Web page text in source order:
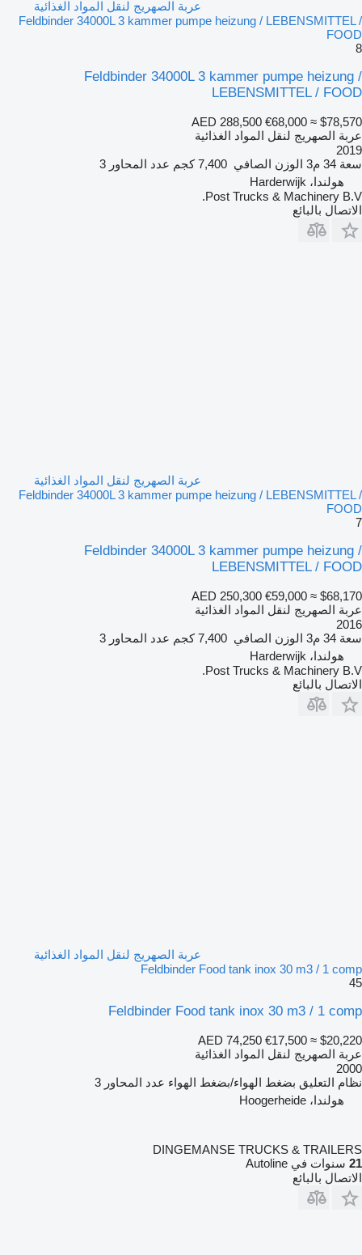
عربة الصهريج لنقل المواد الغذائية
Feldbinder 34000L 3 kammer pumpe heizung / LEBENSMITTEL /
FOOD
8
Feldbinder 34000L 3 kammer pumpe heizung /
LEBENSMITTEL / FOOD
AED 288,500 €68,000 ≈ $78,570
عربة الصهريج لنقل المواد الغذائية
2019
سعة 34 م3 الوزن الصافي 7,400 كجم عدد المحاور 3
هولندا، Harderwijk
Post Trucks & Machinery B.V.
الاتصال بالبائع
عربة الصهريج لنقل المواد الغذائية
Feldbinder 34000L 3 kammer pumpe heizung / LEBENSMITTEL /
FOOD
7
Feldbinder 34000L 3 kammer pumpe heizung /
LEBENSMITTEL / FOOD
AED 250,300 €59,000 ≈ $68,170
عربة الصهريج لنقل المواد الغذائية
2016
سعة 34 م3 الوزن الصافي 7,400 كجم عدد المحاور 3
هولندا، Harderwijk
Post Trucks & Machinery B.V.
الاتصال بالبائع
عربة الصهريج لنقل المواد الغذائية
Feldbinder Food tank inox 30 m3 / 1 comp
45
Feldbinder Food tank inox 30 m3 / 1 comp
AED 74,250 €17,500 ≈ $20,220
عربة الصهريج لنقل المواد الغذائية
2000
نظام التعليق بضغط الهواء/بضغط الهواء عدد المحاور 3
هولندا، Hoogerheide
DINGEMANSE TRUCKS & TRAILERS
21 سنوات في Autoline
الاتصال بالبائع